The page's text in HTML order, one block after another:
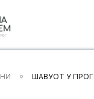
ШАВУОТ У